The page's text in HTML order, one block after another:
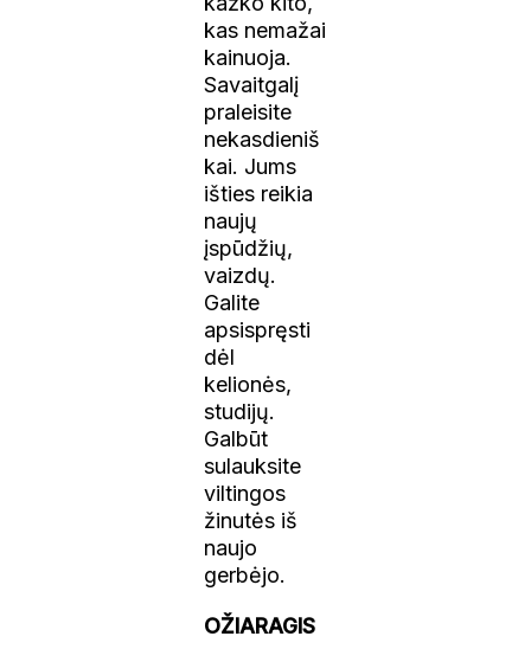
kas nemažai
kainuoja.
Savaitgalį
praleisite
nekasdieniš
kai. Jums
išties reikia
naujų
įspūdžių,
vaizdų.
Galite
apsispręsti
dėl
kelionės,
studijų.
Galbūt
sulauksite
viltingos
žinutės iš
naujo
gerbėjo.
OŽIARAGIS